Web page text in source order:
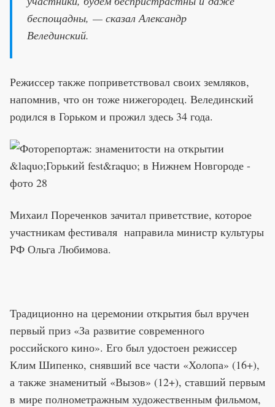
беспощадны, — сказал Александр
Велединский.
Режиссер также поприветствовал своих земляков,
напомнив, что он тоже нижегородец. Велединский
родился в Горьком и прожил здесь 34 года.
Михаил Пореченков зачитал приветствие, которое
участникам фестиваля направила министр культуры
РФ Ольга Любимова.
Традиционно на церемонии открытия был вручен
первый приз «За развитие современного
российского кино». Его был удостоен режиссер
Клим Шипенко, снявший все части «Холопа» (16+),
а также знаменитый «Вызов» (12+), ставший первым
в мире полнометражным художественным фильмом,